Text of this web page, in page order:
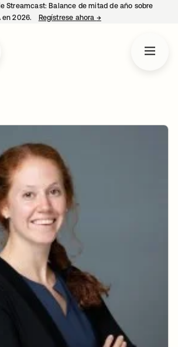
Streamcast: Balance de mitad de año sobre
en 2026.
Regístrese ahora →se abre en una